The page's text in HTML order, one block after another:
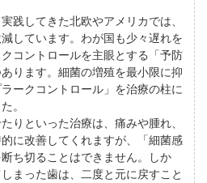
践してきた北欧やアメリカでは、
しています。わが国も少々遅れを
コントロールを主眼とする「予防
ります。細菌の増殖を最小限に抑
ークコントロール」を治療の柱に
。
りといった治療は、痛みや腫れ、
に改善してくれますが、「細菌感
ち切ることはできません。しか
まった歯は、二度と元に戻すこと